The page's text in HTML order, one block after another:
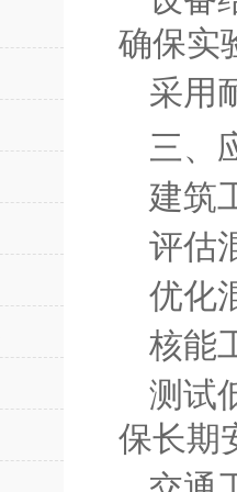
确保实
采用
三、
建筑
评估
优化
核能
测试
保长期